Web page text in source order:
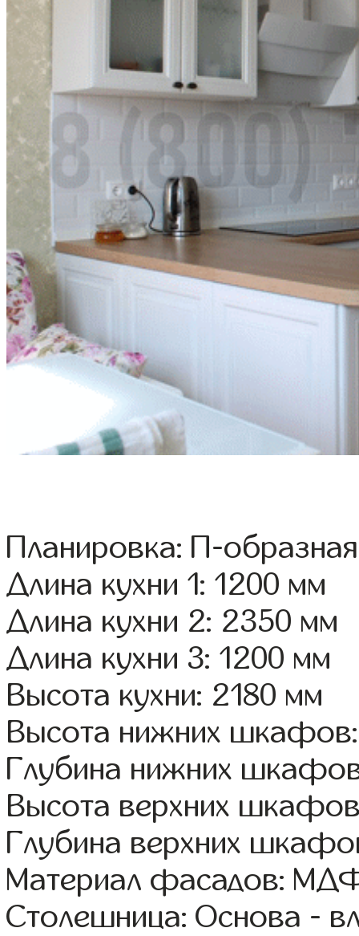
Планировка: П-образная
Длина кухни 1: 1200 мм
Длина кухни 2: 2350 мм
Длина кухни 3: 1200 мм
Высота кухни: 2180 мм
Высота нижних
Глубина нижних
Высота верхних
Глубина верхних
Материал фасадов:
Столешница: Основа -